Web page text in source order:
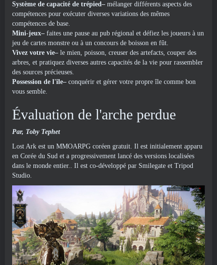
Système de capacité de trépied– mélanger différents aspects des
compétences pour exécuter diverses variations des mêmes
compétences de base.
Mini-jeux– faites une pause au pub régional et défiez les joueurs à un
jeu de cartes monstre ou à un concours de boisson en fût.
Vivez votre vie– le mien, poisson, creuser des artefacts, couper des
arbres, et pratiquez diverses autres capacités de la vie pour rassembler
des sources précieuses.
Possession de l'île– conquérir et gérer votre propre île comme bon
vous semble.
Évaluation de l'arche perdue
Par, Toby Tephet
Lost Ark est un MMOARPG coréen gratuit. Il est initialement apparu
en Corée du Sud et a progressivement lancé des versions localisées
dans le monde entier.. Il est co-développé par Smilegate et Tripod
Studio.